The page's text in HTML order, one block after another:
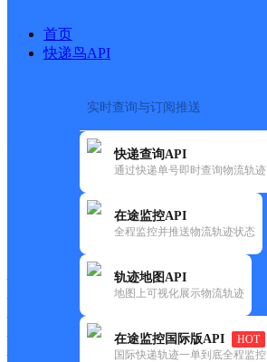
首页
快递鸟API
实时查询与订阅推送
快递查询API
通过快递单号即时查询物流轨迹
在途监控API
全程监控并推送物流轨迹状态
轨迹地图API
地图上可视化展示物流轨迹
在途监控国际版API
HOT
国际快递轨迹一单到底全程监控
快递大全>
快运大全